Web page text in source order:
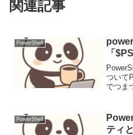
関連記事
PowerShell
「
ついて
でつま
を持っ
PowerShell
ティ